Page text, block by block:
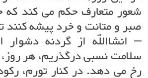
شعور متعارف حکم می کند که
صبر و متانت و خرد پیشه کنند
– انشااللّه از گردنه دشوار
سلامت نسبی درگذریم، هر
رخ می دهد. در کنار تورم،